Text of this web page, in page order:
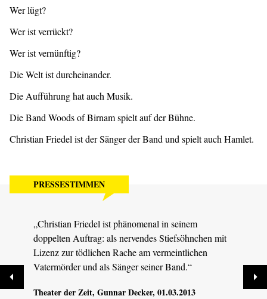
Wer lügt?
Wer ist verrückt?
Wer ist vernünftig?
Die Welt ist durcheinander.
Die Aufführung hat auch Musik.
Die Band Woods of Birnam spielt auf der Bühne.
Christian Friedel ist der Sänger der Band und spielt auch Hamlet.
PRESSESTIMMEN
„Christian Friedel ist phänomenal in seinem
doppelten Auftrag: als nervendes Stiefsöhnchen mit
Lizenz zur tödlichen Rache am vermeintlichen
Vatermörder und als Sänger seiner Band.“
Theater der Zeit, Gunnar Decker, 01.03.2013
DIE